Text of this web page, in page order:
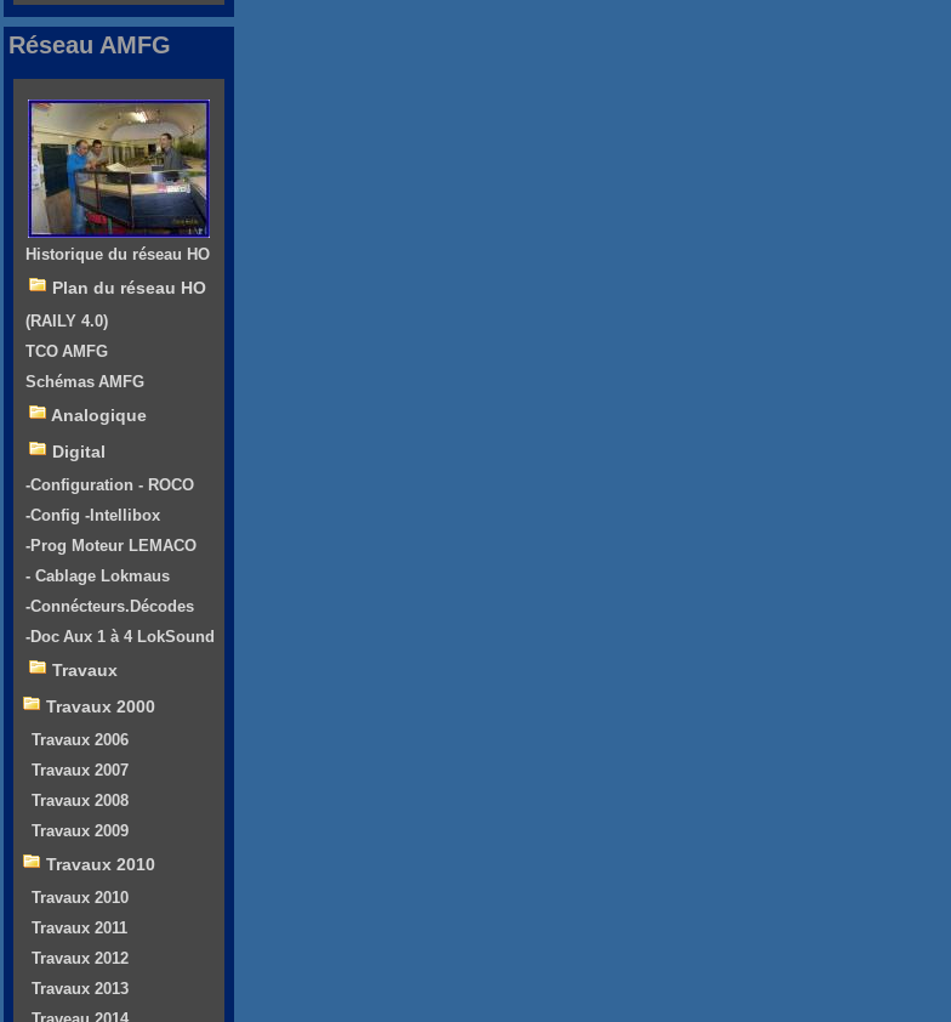
Réseau AMFG
Historique du réseau HO
Plan du réseau HO
(RAILY 4.0)
TCO AMFG
Schémas AMFG
Analogique
Digital
-Configuration - ROCO
-Config -Intellibox
-Prog Moteur LEMACO
- Cablage Lokmaus
-Connécteurs.Décodes
-Doc Aux 1 à 4 LokSound
Travaux
Travaux 2000
Travaux 2006
Travaux 2007
Travaux 2008
Travaux 2009
Travaux 2010
Travaux 2010
Travaux 2011
Travaux 2012
Travaux 2013